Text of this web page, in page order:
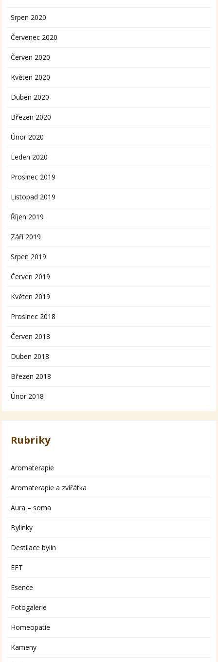
Srpen 2020
Červenec 2020
Červen 2020
Květen 2020
Duben 2020
Březen 2020
Únor 2020
Leden 2020
Prosinec 2019
Listopad 2019
Říjen 2019
Září 2019
Srpen 2019
Červen 2019
Květen 2019
Prosinec 2018
Červen 2018
Duben 2018
Březen 2018
Únor 2018
Rubriky
Aromaterapie
Aromaterapie a zvířátka
Aura – soma
Bylinky
Destilace bylin
EFT
Esence
Fotogalerie
Homeopatie
Kameny